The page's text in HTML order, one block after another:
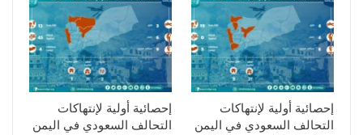
إحصائية أولية لإنتهاكات
التحالف السعودي في اليمن
إحصائية أولية لإنتهاكات
التحالف السعودي في اليمن